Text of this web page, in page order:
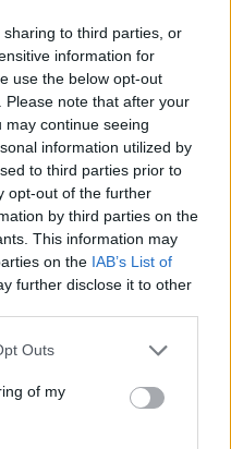
to third parties, or
information for
use the below opt-out
note that after your
continue seeing
information utilized by
to third parties prior to
opt-out of the further
by third parties on the
This information may
on the IAB’s List of
further disclose it to other
uses one or more Google
You may click to
its third-party tags to
in below Google
Outs
of my
beazonosítása 3
kapott ugyanazon
és párosítása